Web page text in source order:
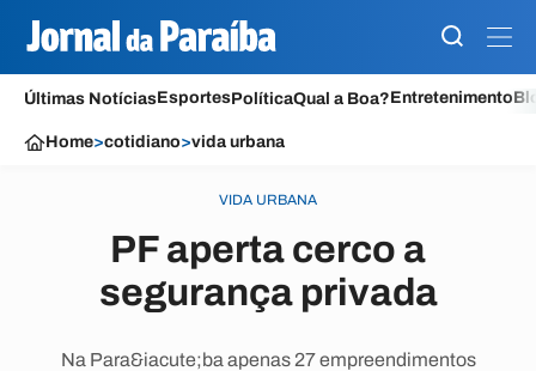
Últimas NotíciasEsportesPolíticaQual a Boa?Entretenimento
Home>cotidiano>vida urbana
VIDA URBANA
PF aperta cerco a
segurança privada
Na Para&iacute;ba apenas 27 empreendimentos